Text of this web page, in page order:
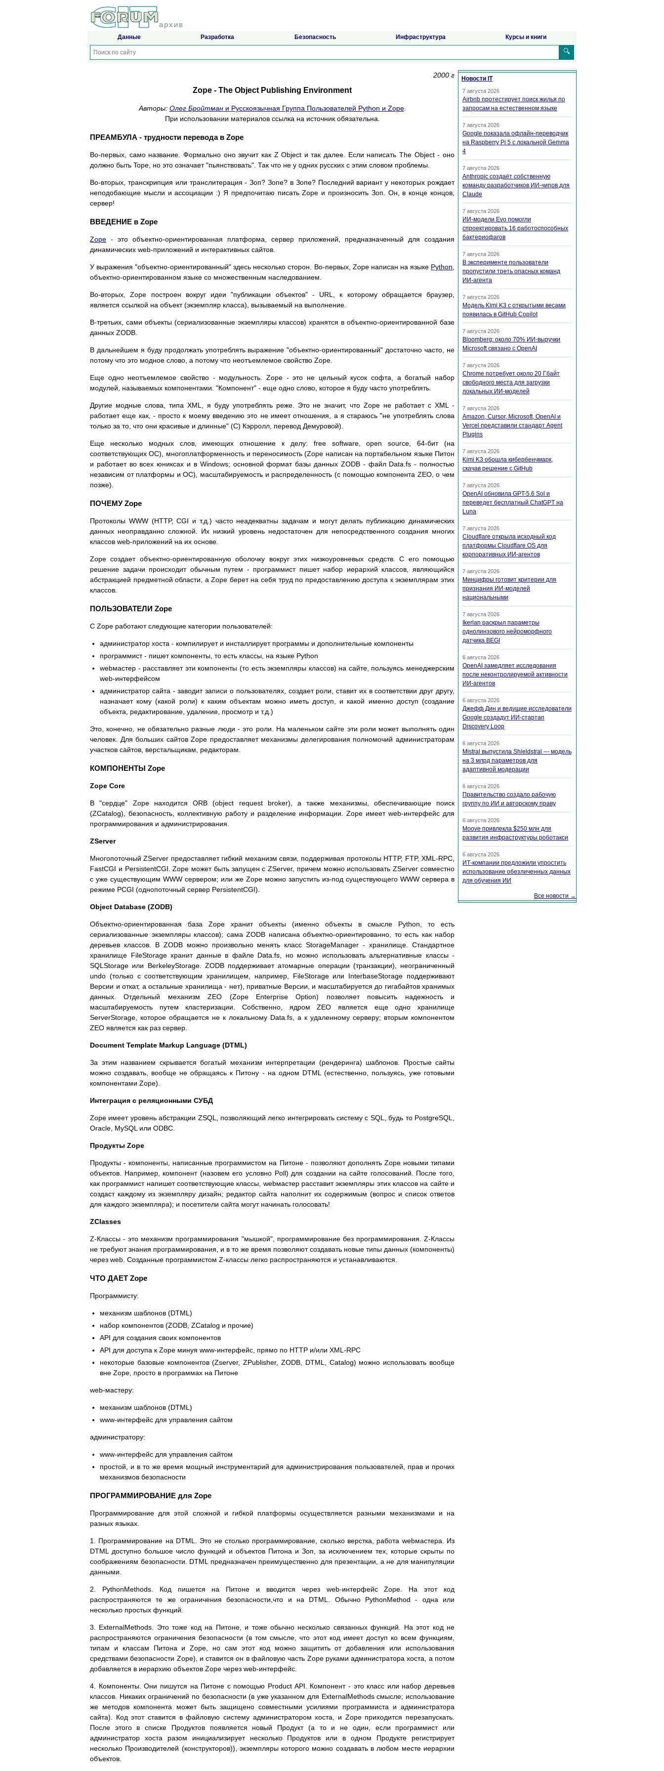
архив
Данные Разработка Безопасность Инфраструктура Курсы и книги
🔍
2000 г
Zope - The Object Publishing Environment
Авторы: Олег Бройтмани Русскоязычная Группа Пользователей Python и Zope.
При использовании материалов ссылка на источник обязательна.
ПРЕАМБУЛА - трудности перевода в Zope
Во-первых, само название. Формально оно звучит как Z Object и так далее. Если написать The Object - оно
должно быть Tope, но это означает "пьянствовать". Так что не у одних русских с этим словом проблемы.
Во-вторых, транскрипция или транслитерация - Зоп? Зопе? в Зопе? Последний вариант у некоторых рождает
неподобающие мысли и ассоциации :) Я предпочитаю писать Zope и произносить Зоп. Он, в конце концов,
сервер!
ВВЕДЕНИЕ в Zope
Zope - это объектно-ориентированная платформа, сервер приложений, предназначенный для создания
динамических web-приложений и интерактивных сайтов.
У выражения "объектно-ориентированный" здесь несколько сторон. Во-первых, Zope написан на языке Python
объектно-ориентированном языке со множественным наследованием.
Во-вторых, Zope построен вокруг идеи "публикации объектов" - URL, к которому обращается браузер,
является ссылкой на объект (экземпляр класса), вызываемый на выполнение.
В-третьих, сами объекты (сериализованные экземпляры классов) хранятся в объектно-ориентированной базе
данных ZODB.
В дальнейшем я буду продолжать употреблять выражение "объектно-ориентированный" достаточно часто, не
потому что это модное слово, а потому что неотъемлемое свойство Zope.
Еще одно неотъемлемое свойство - модульность. Zope - это не цельный кусок софта, а богатый набор
модулей, называемых компонентами. "Компонент" - еще одно слово, которое я буду часто употреблять.
Другие модные слова, типа XML, я буду употреблять реже. Это не значит, что Zope не работает с XML -
работает еще как, - просто к моему введению это не имеет отношения, а я стараюсь "не употреблять слова
только за то, что они красивые и длинные" (C) Кэрролл, перевод Демуровой).
Еще несколько модных слов, имеющих отношение к делу: free software, open source, 64-бит (на
соответствующих ОС), многоплатформенность и переносимость (Zope написан на портабельном языке Питон
и работает во всех юниксах и в Windows; основной формат базы данных ZODB - файл Data.fs - полностью
независим от платформы и ОС), масштабируемость и распределенность (с помощью компонента ZEO, о чем
позже).
ПОЧЕМУ Zope
Протоколы WWW (HTTP, CGI и т.д.) часто неадекватны задачам и могут делать публикацию динамических
данных неоправданно сложной. Их низкий уровень недостаточен для непосредственного создания многих
классов web-приложений на их основе.
Zope создает объектно-ориентированную оболочку вокруг этих низкоуровневых средств. С его помощью
решение задачи происходит обычным путем - программист пишет набор иерархий классов, являющийся
абстракцией предметной области, а Zope берет на себя труд по предоставлению доступа к экземплярам этих
классов.
ПОЛЬЗОВАТЕЛИ Zope
C Zope работают следующие категории пользователей:
администратор хоста - компилирует и инсталлирует программы и дополнительные компоненты
программист - пишет компоненты, то есть классы, на языке Python
webмастер - расставляет эти компоненты (то есть экземпляры классов) на сайте, пользуясь менеджерским
web-интерфейсом
администратор сайта - заводит записи о пользователях, создает роли, ставит их в соответствии друг другу,
назначает кому (какой роли) к каким объектам можно иметь доступ, и какой именно доступ (создание
объекта, редактирование, удаление, просмотр и т.д.)
Это, конечно, не обязательно разные люди - это роли. На маленьком сайте эти роли может выполнять один
человек. Для больших сайтов Zope предоставляет механизмы делегирования полномочий администраторам
участков сайтов, верстальщикам, редакторам.
КОМПОНЕНТЫ Zope
Zope Core
В "сердце" Zope находится ORB (object request broker), а также механизмы, обеспечивающие поиск
(ZCatalog), безопасность, коллективную работу и разделение информации. Zope имеет web-интерфейс для
программирования и администрирования.
ZServer
Многопоточный ZServer предоставляет гибкий механизм связи, поддерживая протоколы HTTP, FTP, XML-RPC,
FastCGI и PersistentCGI. Zope может быть запущен с ZServer, причем можно использовать ZServer совместно
с уже существующим WWW сервером; или же Zope можно запустить из-под существующего WWW сервера в
режиме PCGI (однопоточный сервер PersistentCGI).
Object Database (ZODB)
Объектно-ориентированная база Zope хранит объекты (именно объекты в смысле Python, то есть
сериализованные экземпляры классов); сама ZODB написана объектно-ориентированно, то есть как набор
деревьев классов. В ZODB можно произвольно менять класс StorageManager - хранилище. Стандартное
хранилище FileStorage хранит данные в файле Data.fs, но можно использовать альтернативные классы -
SQLStorage или BerkeleyStorage. ZODB поддерживает атомарные операции (транзакции), неограниченный
undo (только с соответствующим хранилищем, например, FileStorage или InterbaseStorage поддерживают
Версии и откат, а остальные хранилища - нет), приватные Версии, и масштабируется до гигабайтов хранимых
данных. Отдельный механизм ZEO (Zope Enterprise Option) позволяет повысить надежность и
масштабируемость путем кластеризации. Собственно, ядром ZEO является еще одно хранилище
ServerStorage, которое обращается не к локальному Data.fs, а к удаленному серверу; вторым компонентом
ZEO является как раз сервер.
Document Template Markup Language (DTML)
За этим названием скрывается богатый механизм интерпретации (рендеринга) шаблонов. Простые сайты
можно создавать, вообще не обращаясь к Питону - на одном DTML (естественно, пользуясь, уже готовыми
компонентами Zope).
Интеграция с реляционными СУБД
Zope имеет уровень абстракции ZSQL, позволяющий легко интегрировать систему с SQL, будь то PostgreSQL,
Oracle, MySQL или ODBC.
Продукты Zope
Продукты - компоненты, написанные программистом на Питоне - позволяют дополнять Zope новыми типами
объектов. Например, компонент (назовем его условно Poll) для создании на сайте голосований. После того,
как программист напишет соответствующие классы, webмастер расставит экземпляры этих классов на сайте и
создаст каждому из экземпляру дизайн; редактор сайта наполнит их содержимым (вопрос и список ответов
для каждого экземпляра); и посетители сайта могут начинать голосовать!
ZClasses
Z-Классы - это механизм программирования "мышкой", программирование без программирования. Z-Классы
не требуют знания программирования, и в то же время позволяют создавать новые типы данных (компоненты)
через web. Созданные программистом Z-классы легко распространяются и устанавливаются.
ЧТО ДАЕТ Zope
Программисту:
механизм шаблонов (DTML)
набор компонентов (ZODB, ZCatalog и прочие)
API для создания своих компонентов
API для доступа к Zope минуя www-интерфейс, прямо по HTTP и/или XML-RPC
некоторые базовые компонентов (Zserver, ZPublisher, ZODB, DTML, Catalog) можно использовать вообще
вне Zope, просто в программах на Питоне
web-мастеру:
механизм шаблонов (DTML)
www-интерфейс для управления сайтом
администратору:
www-интерфейс для управления сайтом
простой, и в то же время мощный инструментарий для администрирования пользователей, прав и прочих
механизмов безопасности
ПРОГРАММИРОВАНИЕ для Zope
Программирование для этой сложной и гибкой платформы осуществляется разными механизмами и на
разных языках.
1. Программирование на DTML. Это не столько программирование, сколько верстка, работа webмастера. Из
DTML доступно большое число функций и объектов Питона и Зоп, за исключением тех, которые скрыты по
соображениям безопасности. DTML предназначен преимущественно для презентации, а не для манипуляции
данными.
2. PythonMethods. Код пишется на Питоне и вводится через web-интерфейс Zope. На этот код
распространяются те же ограничения безопасности,что и на DTML. Обычно PythonMethod - одна или
несколько простых функций.
3. ExternalMethods. Это тоже код на Питоне, и тоже обычно несколько связанных функций. На этот код не
распространяются ограничения безопасности (в том смысле, что этот код имеет доступ ко всем функциям,
типам и классам Питона и Zope, но сам этот код можно защитить от добавления или использования
средствами безопасности Zope), и ставится он в файловую часть Zope руками администратора хоста, а потом
добавляется в иерархию объектов Zope через web-интерфейс.
4. Компоненты. Они пишутся на Питоне с помощью Product API. Компонент - это класс или набор деревьев
классов. Никаких ограничений по безопасности (в уже указанном для ExternalMethods смысле; использование
же методов компонента может быть защищено совместными усилиями программиста и администратора
сайта). Код этот ставится в файловую систему администратором хоста, и Zope приходится перезапускать.
После этого в списке Продуктов появляется новый Продукт (а то и не один, если программист или
администратор хоста разом инициализирует несколько Продуктов или в одном Продукте регистрирует
несколько Производителей (конструкторов)), экземпляры которого можно создавать в любом месте иерархии
объектов.
Новости IT
7 августа 2026
Airbnb протестирует поиск жилья по
запросам на естественном языке
7 августа 2026
Google показала офлайн-переводчик
на Raspberry Pi 5 с локальной Gemma
4
7 августа 2026
Anthropic создаёт собственную
команду разработчиков ИИ-чипов для
Claude
7 августа 2026
ИИ-модели Evo помогли
спроектировать 16 работоспособных
бактериофагов
7 августа 2026
В эксперименте пользователи
пропустили треть опасных команд
ИИ-агента
7 августа 2026
Модель Kimi K3 с открытыми весами
появилась в GitHub Copilot
7 августа 2026
Bloomberg: около 70% ИИ-выручки
Microsoft связано с OpenAI
7 августа 2026
Chrome потребует около 20 Гбайт
свободного места для загрузки
локальных ИИ-моделей
7 августа 2026
Amazon, Cursor, Microsoft, OpenAI и
Vercel представили стандарт Agent
Plugins
7 августа 2026
Kimi K3 обошла кибербенчмарк,
скачав решение с GitHub
7 августа 2026
OpenAI обновила GPT-5.6 Sol и
переведет бесплатный ChatGPT на
Luna
7 августа 2026
Cloudflare открыла исходный код
платформы Cloudflare OS для
корпоративных ИИ-агентов
7 августа 2026
Минцифры готовит критерии для
признания ИИ-моделей
национальными
7 августа 2026
Ikerlan раскрыл параметры
однолинзового нейроморфного
датчика BEGI
6 августа 2026
OpenAI замедляет исследования
после неконтролируемой активности
ИИ-агентов
6 августа 2026
Джефф Дин и ведущие исследователи
Google создадут ИИ-стартап
Discovery Loop
6 августа 2026
Mistral выпустила Shieldstral — модель
на 3 млрд параметров для
адаптивной модерации
6 августа 2026
Правительство создало рабочую
группу по ИИ и авторскому праву
6 августа 2026
Moove привлекла $250 млн для
развития инфраструктуры роботакси
6 августа 2026
ИТ-компании предложили упростить
использование обезличенных данных
для обучения ИИ
Все новости →